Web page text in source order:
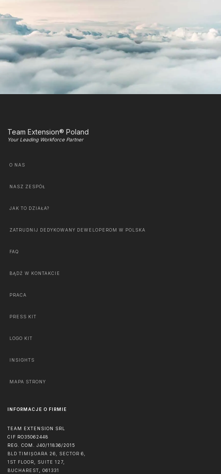
Team Extension® Poland
Your Leading Workforce Partner
O NAS
NASZ ZESPÓŁ
JAK TO DZIAŁA?
ZATRUDNIJ DEDYKOWANY DEWELOPEROM W POLSKA
FAQ
BĄDŹ W KONTAKCIE
PRACA
PRESS KIT
LOGO KIT
INSIGHTS
MAPA STRONY
INFORMACJE O FIRMIE
TEAM EXTENSION SRL
CIF RO35062448
REG. COM. J40/11836/2015
BLD TIMIȘOARA 26, SECTOR 6,
1ST FLOOR, SUITE 127,
BUCHAREST, 061331